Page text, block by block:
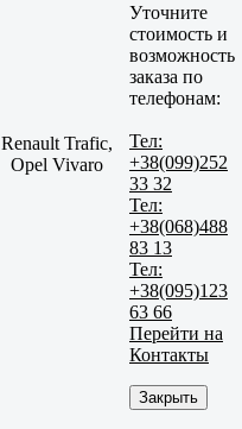
Renault Trafic,
Opel Vivaro
Уточните
стоимость и
возможность
заказа по
телефонам:
Тел:
+38(099)252
33 32
Тел:
+38(068)488
83 13
Тел:
+38(095)123
63 66
Перейти на
Контакты
Закрыть